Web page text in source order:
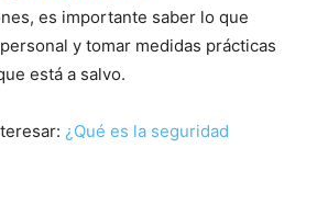
es importante saber lo que
y tomar medidas prácticas
está a salvo.
¿Qué es la seguridad